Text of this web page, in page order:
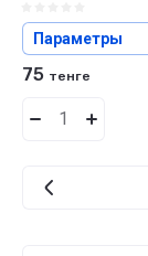
Параметры
75 тенге